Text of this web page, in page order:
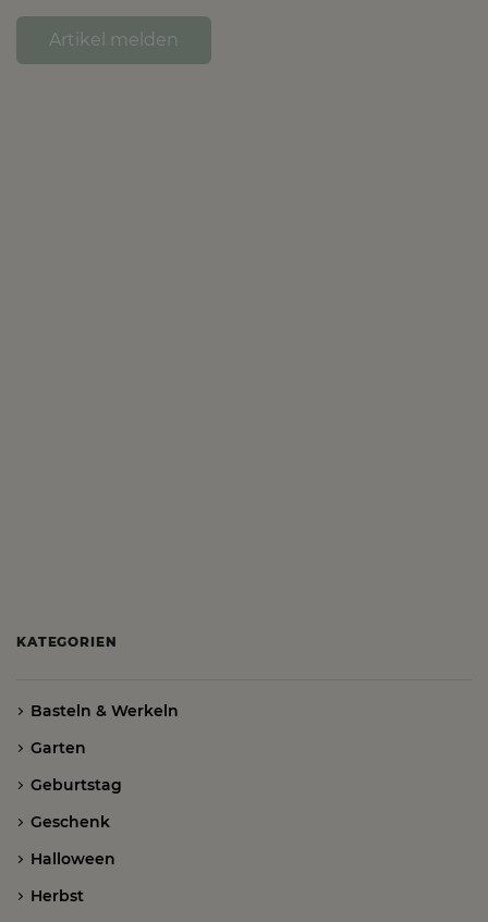
Artikel melden
KATEGORIEN
Basteln & Werkeln
Garten
Geburtstag
Geschenk
Halloween
Herbst